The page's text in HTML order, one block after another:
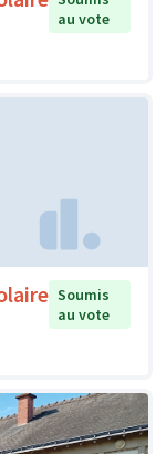
au vote
Soumis
au vote